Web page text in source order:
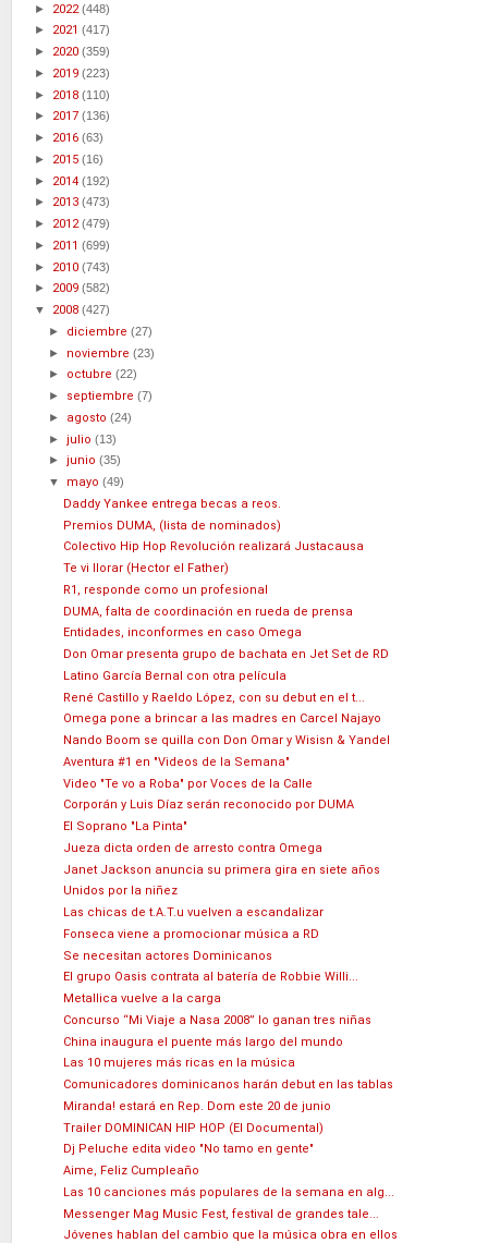
► 2022(448)
► 2021 (417)
► 2020 (359)
► 2019 (223)
► 2018 (110)
► 2017 (136)
► 2016 (63)
► 2015 (16)
► 2014 (192)
► 2013 (473)
► 2012(479)
► 2011 (699)
► 2010 (743)
► 2009 (582)
▼ 2008 (427)
► diciembre(27)
► noviembre(23)
► octubre(22)
► septiembre(7)
► agosto(24)
►julio(13)
►junio(35)
▼ mayo(49)
Daddy Yankee entrega becas a reos.
Premios DUMA, (lista de nominados)
Colectivo Hip Hop Revolución realizará Justacausa
Te vi llorar (Hector el Father)
R1, responde como un profesional
DUMA, falta de coordinación en rueda de prensa
Entidades, inconformes en caso Omega
Don Omar presenta grupo de bachata en Jet Set de RD
Latino García Bernal con otra película
René Castillo y Raeldo López, con su debut en el t...
Omega pone a brincar a las madres en Carcel Najayo
Nando Boom se quilla con Don Omar y Wisisn & Yandel
Aventura #1 en "Videos de la Semana"
Video "Te vo a Roba" por Voces de la Calle
Corporán y Luis Díaz serán reconocido por DUMA
El Soprano "La Pinta"
Jueza dicta orden de arresto contra Omega
Janet Jackson anuncia su primera gira en siete años
Unidos por la niñez
Las chicas de t.A.T.u vuelven a escandalizar
Fonseca viene a promocionar música a RD
Se necesitan actores Dominicanos
El grupo Oasis contrata al batería de Robbie Willi...
Metallica vuelve a la carga
Concurso “Mi Viaje a Nasa 2008” lo ganan tres niñas
China inaugura el puente más largo del mundo
Las 10 mujeres más ricas en la música
Comunicadores dominicanos harán debut en las tablas
Miranda! estará en Rep. Dom este 20 de junio
Trailer DOMINICAN HIP HOP (El Documental)
Dj Peluche edita video "No tamo en gente"
Aime, Feliz Cumpleaño
Las 10 canciones más populares de la semana en alg...
Messenger Mag Music Fest, festival de grandes tale...
Jóvenes hablan del cambio que la música obra en ellos